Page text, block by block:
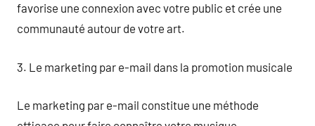
favorise une connexion avec votre public et crée une
communauté autour de votre art.
3. Le marketing par e-mail dans la promotion musicale
Le marketing par e-mail constitue une méthode